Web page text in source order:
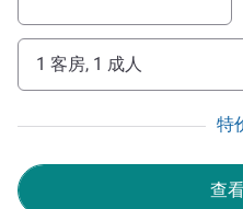
1 客房, 1 成人
特
查